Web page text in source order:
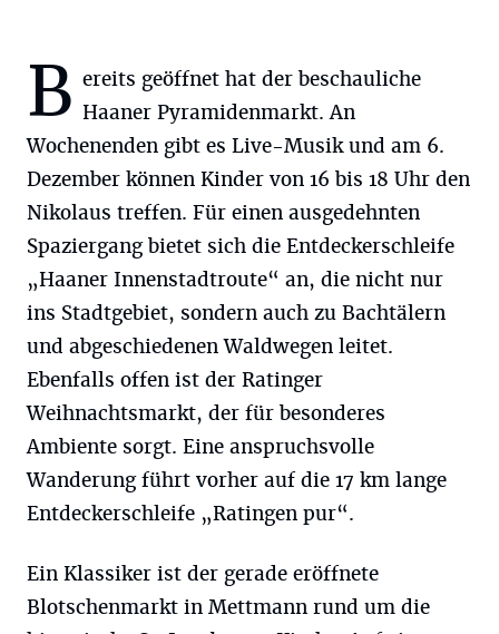
B ereits geöffnet hat der beschauliche
Haaner Pyramidenmarkt. An
Wochenenden gibt es Live-Musik und am 6.
Dezember können Kinder von 16 bis 18 Uhr den
Nikolaus treffen. Für einen ausgedehnten
Spaziergang bietet sich die Entdeckerschleife
„Haaner Innenstadtroute“ an, die nicht nur
ins Stadtgebiet, sondern auch zu Bachtälern
und abgeschiedenen Waldwegen leitet.
Ebenfalls offen ist der Ratinger
Weihnachtsmarkt, der für besonderes
Ambiente sorgt. Eine anspruchsvolle
Wanderung führt vorher auf die 17 km lange
Entdeckerschleife „Ratingen pur“.
Ein Klassiker ist der gerade eröffnete
Blotschenmarkt in Mettmann rund um die